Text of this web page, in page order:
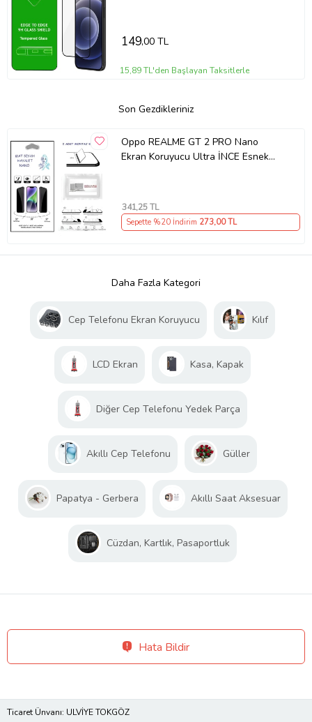
149,00 TL
15,89 TL'den Başlayan Taksitlerle
Son Gezdikleriniz
Oppo REALME GT 2 PRO Nano
Ekran Koruyucu Ultra İNCE Esnek
341,25 TL
Sepette %20 İndirim 273,00 TL
Daha Fazla Kategori
Cep Telefonu Ekran Koruyucu Kılıf
LCD Ekran Kasa, Kapak
Diğer Cep Telefonu Yedek Parça
Akıllı Cep Telefonu Güller
Papatya - Gerbera Akıllı Saat Aksesuar
Cüzdan, Kartlık, Pasaportluk
Hata Bildir
Ticaret Ünvanı: ULVİYE TOKGÖZ